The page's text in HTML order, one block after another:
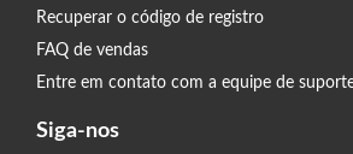
Recuperar o código de registro
FAQ de vendas
Entre em contato com a equipe de
Siga-nos